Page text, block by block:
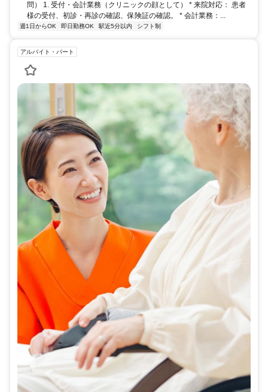
問） 1. 受付・会計業務（クリニックの顔として） * 来院対応： 患者
様の受付、初診・再診の確認、保険証の確認。 * 会計業務：...
週1日からOK 即日勤務OK 駅近5分以内 シフト制
アルバイト・パート